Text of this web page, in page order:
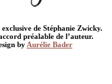
de Stéphanie Zwicky.
préalable de l’auteur.
by Aurélie Bader